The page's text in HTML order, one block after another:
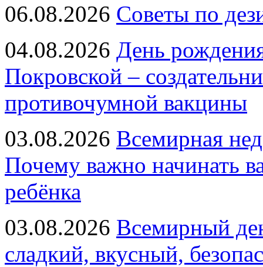
06.08.2026 Советы по
04.08.2026 День
Покровской –
противочумной вакцины
03.08.2026 Всемирная
Почему важно начинать
ребёнка
03.08.2026 Всемирный
сладкий, вкусный,